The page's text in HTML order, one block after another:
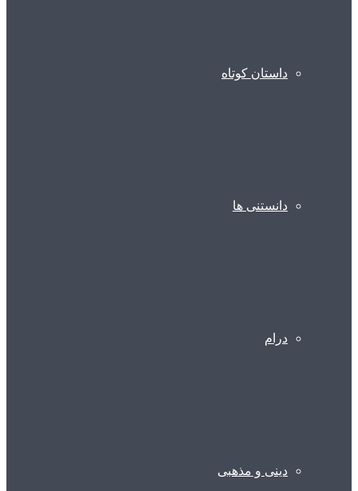
داستان کوتاه
دانستنی ها
درام
دینی و مذهبی